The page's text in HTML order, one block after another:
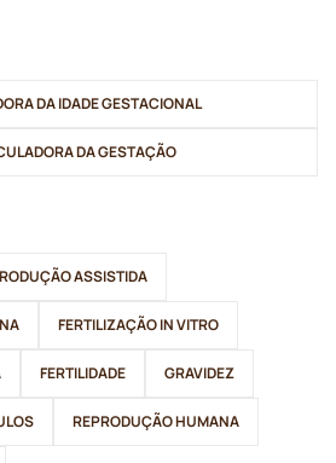
ASSISTIDA
FERTILIZAÇÃO IN VITRO
FERTILIDADE GRAVIDEZ
REPRODUÇÃO HUMANA
DA IDADE GESTACIONAL
DA GESTAÇÃO